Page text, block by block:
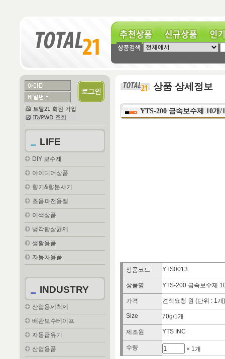
추천상품 신규상품 인기
LIFE
DIY 보수제
아이디어상품
향기&향분사기
초음파전용젤
이색상품
냉각탑살균제
생활용품
자동차용품
INDUSTRY
산업용세척제
배관보수테이프
자동급유기
산업용품
상품 상세정보
YTS-200 금속보수제 10개/
상품코드 YTS0013
상품명 YTS-200 금속보수제
가격 견적요청 원 (단위 : 1개)
Size 70g/1개
제조원 YTS INC
수량 × 1개